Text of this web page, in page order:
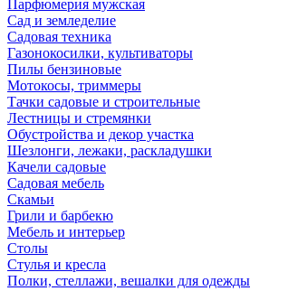
Парфюмерия мужская
Сад и земледелие
Садовая техника
Газонокосилки, культиваторы
Пилы бензиновые
Мотокосы, триммеры
Тачки садовые и строительные
Лестницы и стремянки
Обустройства и декор участка
Шезлонги, лежаки, раскладушки
Качели садовые
Садовая мебель
Скамьи
Грили и барбекю
Мебель и интерьер
Столы
Стулья и кресла
Полки, стеллажи, вешалки для одежды